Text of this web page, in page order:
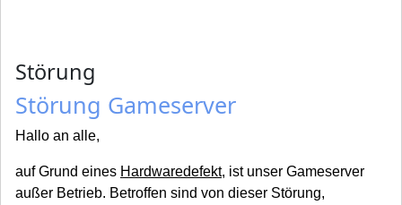
Störung
Störung Gameserver
Hallo an alle,
auf Grund eines Hardwaredefekt, ist unser Gameserver
außer Betrieb. Betroffen sind von dieser Störung,